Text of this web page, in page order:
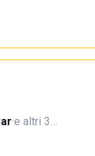
·e altri 3…